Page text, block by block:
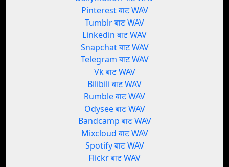
Pinterest बाट WAV
Tumblr बाट WAV
Linkedin बाट WAV
Snapchat बाट WAV
Telegram बाट WAV
Vk बाट WAV
Bilibili बाट WAV
Rumble बाट WAV
Odysee बाट WAV
Bandcamp बाट WAV
Mixcloud बाट WAV
Spotify बाट WAV
Flickr बाट WAV